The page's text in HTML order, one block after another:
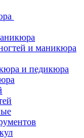
и маникюра
и педикюра